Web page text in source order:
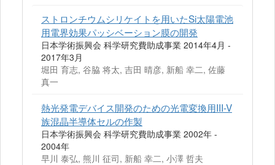
ストロンチウムシリケイトを用いたSi太陽電池
用電界効果パッシベーション膜の開発
日本学術振興会 科学研究費助成事業 2014年4月 -
2017年3月
堀田 育志, 谷脇 将太, 吉田 晴彦, 新船 幸二, 佐藤
真一
熱光発電デバイス開発のための光電変換用III-V
族混晶半導体セルの作製
日本学術振興会 科学研究費助成事業 2002年 -
2004年
早川 泰弘, 熊川 征司, 新船 幸二, 小澤 哲夫